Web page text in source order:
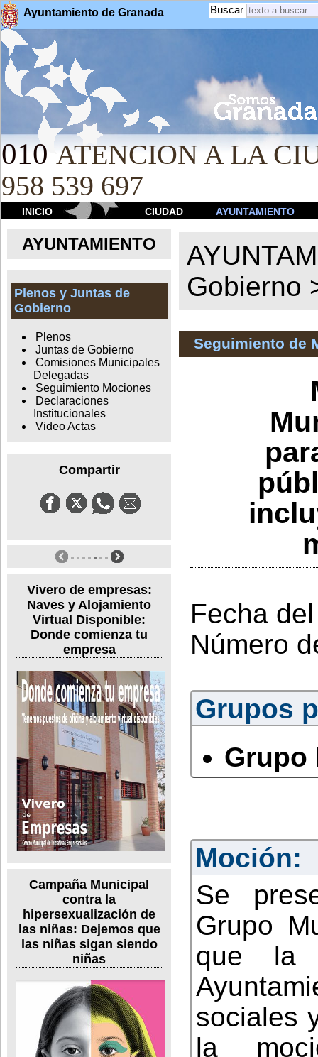
Ayuntamiento de Granada Buscar
010 ATENCION A LA
958 539 697
INICIO CIUDAD AYUNTAMIENTO
AYUNTAMIENTO
Plenos y Juntas de
Gobierno
Plenos
Juntas de Gobierno
Comisiones Municipales
Delegadas
Seguimiento Mociones
Declaraciones
Institucionales
Video Actas
Compartir
Vivero de empresas:
Naves y Alojamiento
Virtual Disponible:
Donde comienza tu
empresa
Campaña Municipal
contra la
hipersexualización de
las niñas: Dejemos que
las niñas sigan siendo
niñas
Gobierno
Seguimiento de
Fecha
Número
Grupos
Grupo
Moción:
Se
Grupo
que la
sociales
la